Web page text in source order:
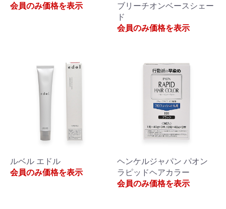
会員のみ価格を表示
ブリーチオンベースシェー
ド
会員のみ価格を表示
ルベル エドル
会員のみ価格を表示
ヘンケルジャパン パオン
ラピッドヘアカラー
会員のみ価格を表示